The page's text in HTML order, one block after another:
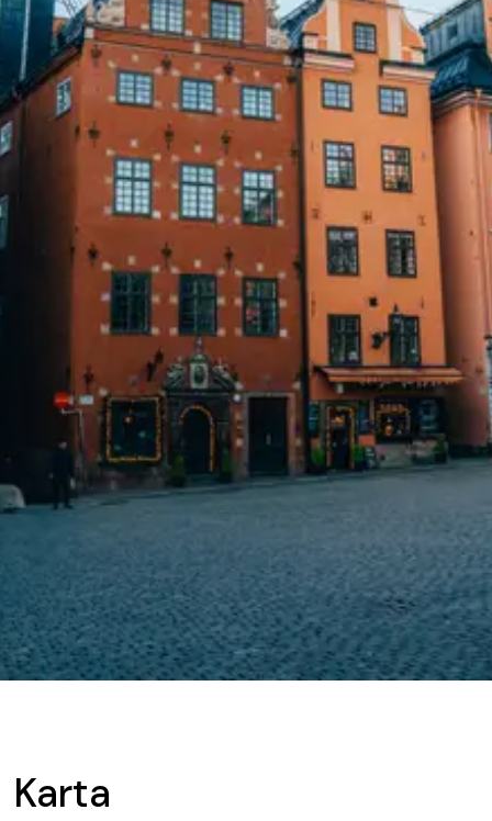
Karta